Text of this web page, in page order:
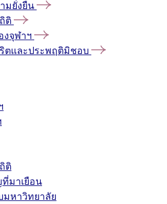
มยั่งยืน
ติ
งจุฬาฯ
ตและประพฤติมิชอบ
ติ
มาเยือน
มหาวิทยาลัย